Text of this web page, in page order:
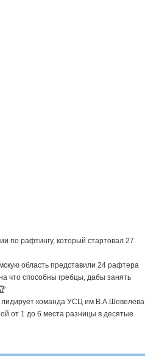
по рафтингу, который стартовал 27
область представили 24 рафтера
что способны гребцы, дабы занять
лидирует команда УСЦ им.В.А.Шевелева
от 1 до 6 места разницы в десятые